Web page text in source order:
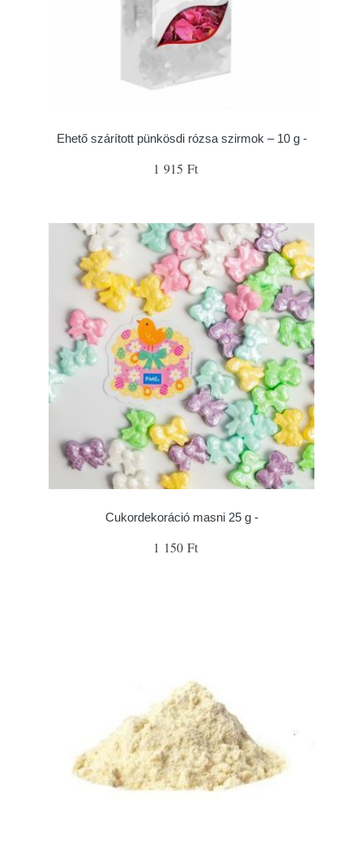
Ehető szárított pünkösdi rózsa szirmok – 10 g -
1 915 Ft
Cukordekoráció masni 25 g -
1 150 Ft